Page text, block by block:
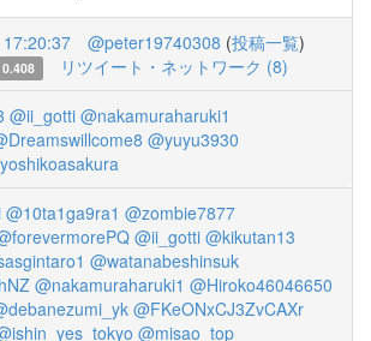
@peter19740308 (投稿一覧)
0.408 リツイート・ネットワーク (8)
@ii_gotti @nakamuraharuki1
@yuyu3930
@10ta1ga9ra1 @zombie7877
@ii_gotti @kikutan13
@watanabeshinsuk
@nakamuraharuki1 @Hiroko46046650
@FKeONxCJ3ZvCAXr
@misao_top